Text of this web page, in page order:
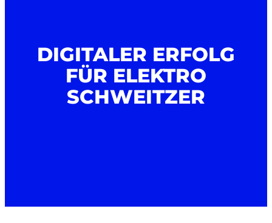
DIGITALER ERFOLG
FÜR ELEKTRO
SCHWEITZER